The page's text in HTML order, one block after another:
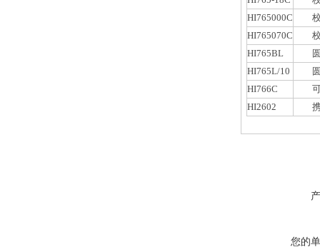
HI765000C
校
HI765070C
校
HI765BL
圆
HI765L/10
圆
HI766C
可
HI2602
携
您的